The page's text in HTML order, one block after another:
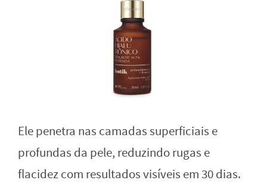
Ele penetra nas camadas superficiais e
profundas da pele, reduzindo rugas e
flacidez com resultados visíveis em 30 dias.